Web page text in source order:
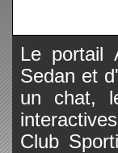
Le portail
Sedan et
un chat,
Club